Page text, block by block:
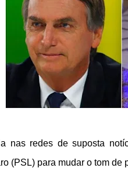
nas redes de suposta
(PSL) para mudar o tom